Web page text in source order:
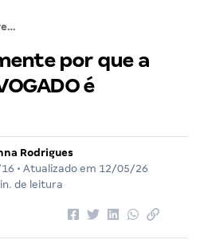
Você sabe realmente por que a pronúncia ADEVOGADO é ridicularizada?
por que a
é
Rodrigues
• Atualizado em 12/05/26
de leitura